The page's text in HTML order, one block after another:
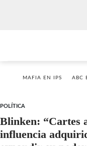
MAFIA EN IPS ABC
POLÍTICA
Blinken: “Cartes
influencia